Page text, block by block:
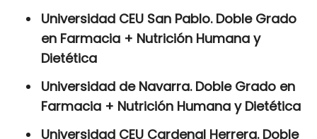
Universidad CEU San Pablo. Doble Grado
en Farmacia + Nutrición Humana y
Dietética
Universidad de Navarra. Doble Grado en
Farmacia + Nutrición Humana y Dietética
Universidad CEU Cardenal Herrera. Doble